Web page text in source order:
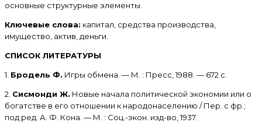
основные структурные элементы.
Ключевые слова: капитал, средства производства,
имущество, актив, деньги.
СПИСОК ЛИТЕРАТУРЫ
1. Бродель Ф. Игры обмена. — М. : Пресс, 1988. — 672 с.
2. Сисмонди Ж. Новые начала политической экономии или о
богатстве в его отношении к народонаселению / Пер. с фр.;
под ред. А. Ф. Кона. — М. : Соц.-экон. изд-во, 1937.